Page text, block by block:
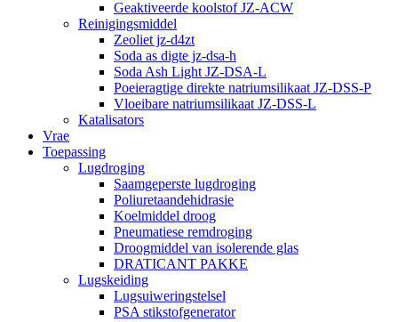
Geaktiveerde koolstof JZ-ACW
Reinigingsmiddel
Zeoliet jz-d4zt
Soda as digte jz-dsa-h
Soda Ash Light JZ-DSA-L
Poeieragtige direkte natriumsilikaat JZ-DSS-P
Vloeibare natriumsilikaat JZ-DSS-L
Katalisators
Vrae
Toepassing
Lugdroging
Saamgeperste lugdroging
Poliuretaandehidrasie
Koelmiddel droog
Pneumatiese remdroging
Droogmiddel van isolerende glas
DRATICANT PAKKE
Lugskeiding
Lugsuiweringstelsel
PSA stikstofgenerator